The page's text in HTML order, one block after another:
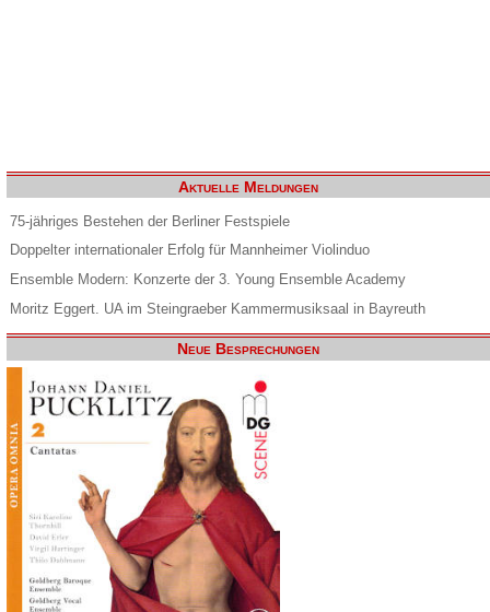
Aktuelle Meldungen
75-jähriges Bestehen der Berliner Festspiele
Doppelter internationaler Erfolg für Mannheimer Violinduo
Ensemble Modern: Konzerte der 3. Young Ensemble Academy
Moritz Eggert. UA im Steingraeber Kammermusiksaal in Bayreuth
Neue Besprechungen